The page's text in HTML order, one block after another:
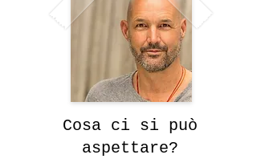
Cosa ci si può
aspettare?